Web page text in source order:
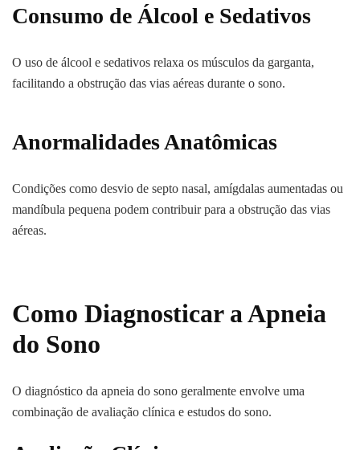
Consumo de Álcool e Sedativos
O uso de álcool e sedativos relaxa os músculos da garganta,
facilitando a obstrução das vias aéreas durante o sono.
Anormalidades Anatômicas
Condições como desvio de septo nasal, amígdalas aumentadas ou
mandíbula pequena podem contribuir para a obstrução das vias
aéreas.
Como Diagnosticar a Apneia
do Sono
O diagnóstico da apneia do sono geralmente envolve uma
combinação de avaliação clínica e estudos do sono.